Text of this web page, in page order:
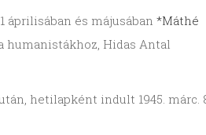
áprilisában és májusában *Máthé
humanistákhoz, Hidas Antal
hetilapként indult 1945. márc.